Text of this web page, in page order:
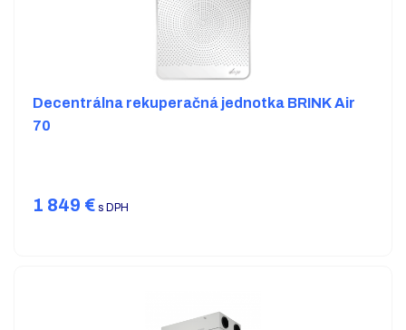
Decentrálna rekuperačná jednotka BRINK Air
70
1 849 € s DPH